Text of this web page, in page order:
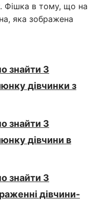
Фішка в тому, що на
яка зображена
знайти 3
дівчинки з
знайти 3
дівчини в
знайти 3
дівчини-